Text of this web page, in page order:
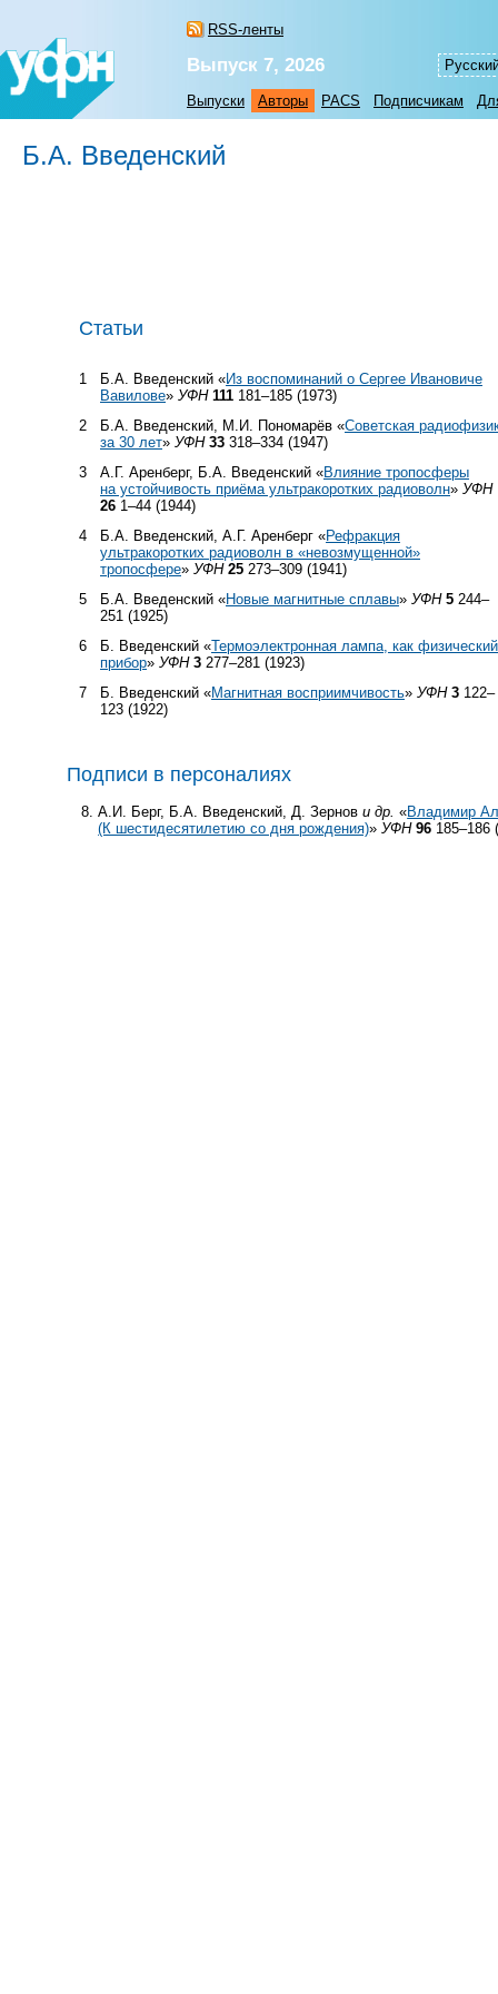
RSS-ленты
Выпуск 7, 2026
Выпуски Авторы PACS Подписчикам
Б.А. Введенский
Статьи
1 Б.А. Введенский «Из воспоминаний о Сергее Ивановиче
Вавилове» УФН 111 181–185 (1973)
2
Б.А. Введенский, М.И. Пономарёв «Советская
за 30 лет» УФН 33 318–334 (1947)
3
А.Г. Аренберг, Б.А. Введенский «Влияние тропосферы
на устойчивость приёма ультракоротких радиоволн» УФН
26 1–44 (1944)
4
Б.А. Введенский, А.Г. Аренберг «Рефракция
ультракоротких радиоволн в «невозмущенной»
тропосфере» УФН 25 273–309 (1941)
5
Б.А. Введенский «Новые магнитные сплавы» УФН 5 244–
251 (1925)
6
Б. Введенский «Термоэлектронная лампа, как физический
прибор» УФН 3 277–281 (1923)
7
Б. Введенский «Магнитная восприимчивость» УФН 3 122–
123 (1922)
Подписи в персоналиях
А.И. Берг, Б.А. Введенский, Д. Зернови др. «Владимир
(К шестидесятилетию со дня рождения)»УФН 96 185–186